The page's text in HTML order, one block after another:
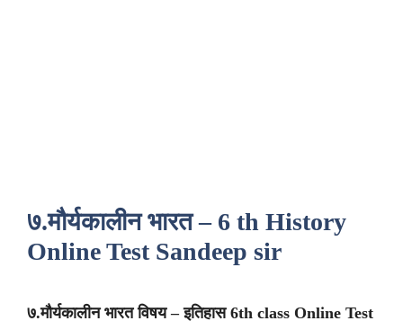
७.मौर्यकालीन भारत – 6 th History
Online Test Sandeep sir
७.मौर्यकालीन भारत विषय – इतिहास 6th class Online Test